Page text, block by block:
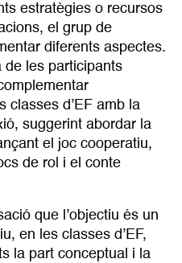
estratègies o recursos
el grup de
diferents aspectes.
de les participants
classes d’EF amb la
suggerint abordar la
el joc cooperatiu,
de rol i el conte
que l’objectiu és un
en les classes d’EF,
la part conceptual i la